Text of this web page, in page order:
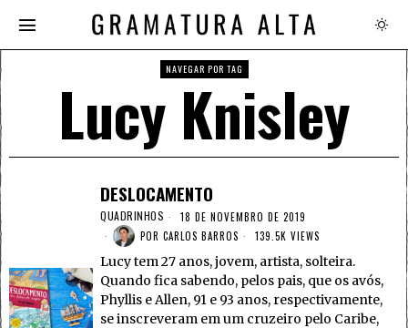
NAVEGAR POR TAG
Lucy Knisley
DESLOCAMENTO
QUADRINHOS
18 DE NOVEMBRO DE 2019
POR CARLOS BARROS 139.5K VIEWS
Lucy tem 27 anos, jovem, artista, solteira.
Quando fica sabendo, pelos pais, que os avós,
Phyllis e Allen, 91 e 93 anos, respectivamente,
se inscreveram em um cruzeiro pelo Caribe,